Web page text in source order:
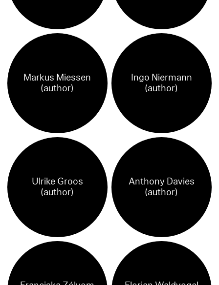
Markus Miessen
(author)
Ingo Niermann
(author)
Ulrike Groos
(author)
Anthony Davies
(author)